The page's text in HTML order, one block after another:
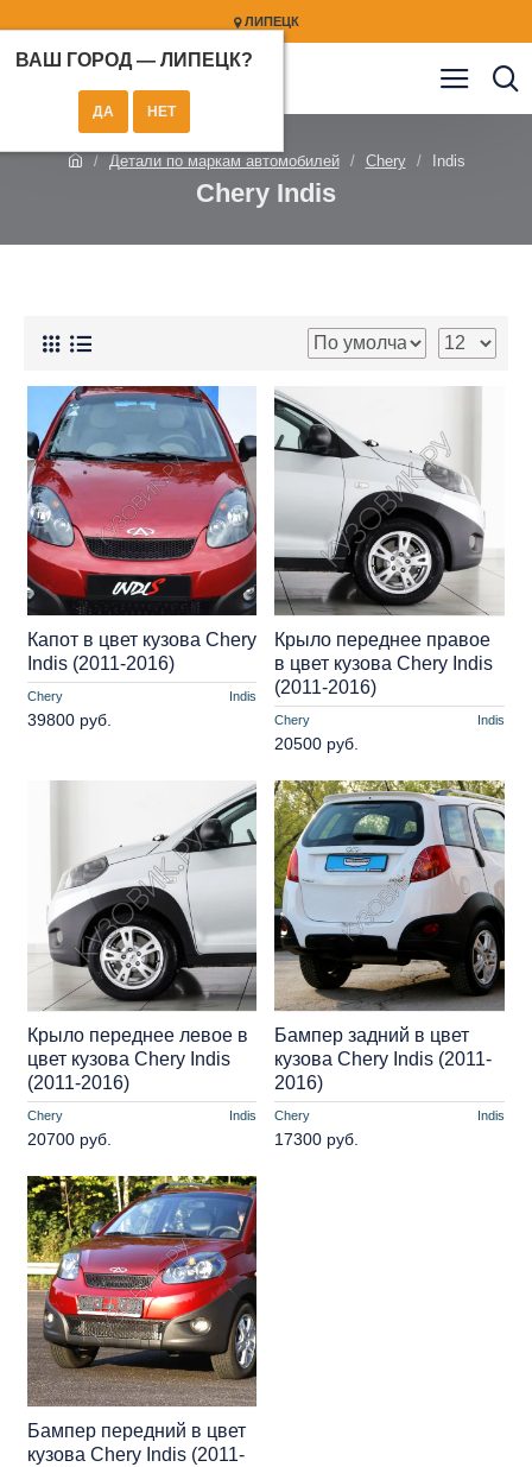
ЛИПЕЦК
ВАШ ГОРОД — ЛИПЕЦК?
Детали по маркам автомобилей Chery Indis
Chery Indis
Chery Indis
Капот в цвет кузова Chery
Indis (2011-2016)
39800 руб. Chery Indis
Крыло переднее правое
в цвет кузова Chery Indis
(2011-2016)
20500 руб.
Chery Indis
Крыло переднее левое в
цвет кузова Chery Indis
(2011-2016)
20700 руб.
Chery Indis
Бампер задний в цвет
кузова Chery Indis (2011-
2016)
17300 руб.
Бампер передний в цвет
кузова Chery Indis (2011-